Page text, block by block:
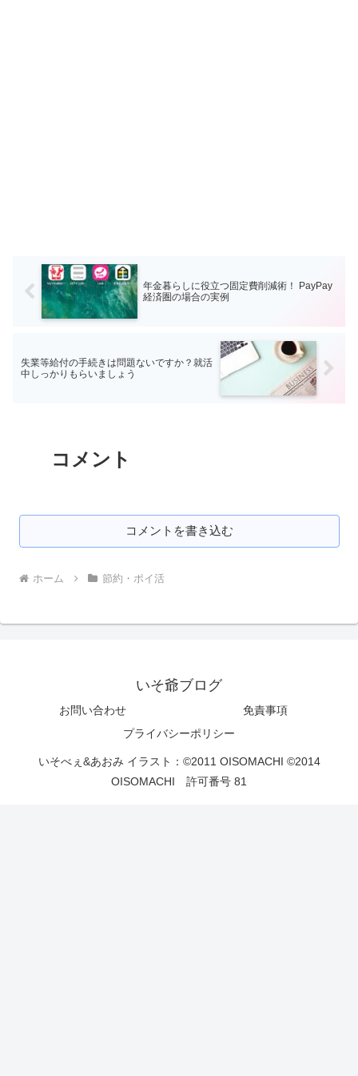
年金暮らしに役立つ固定費削減術！ PayPay
経済圏の場合の実例
失業等給付の手続きは問題ないですか？就活
中しっかりもらいましょう
コメント
コメントを書き込む
ホーム 節約・ポイ活
いそ爺ブログ
お問い合わせ
免責事項
プライバシーポリシー
いそべぇ&あおみ イラスト：©2011 OISOMACHI ©2014
OISOMACHI 許可番号 81